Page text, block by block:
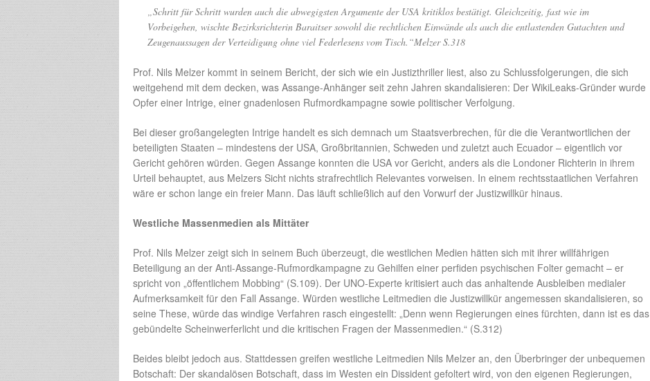
„Schritt für Schritt wurden auch die abwegigsten Argumente der USA kritiklos bestätigt. Gleichzeitig, fast wie im
Vorbeigehen, wischte Bezirksrichterin Baraitser sowohl die rechtlichen Einwände als auch die entlastenden Gutachten und
Zeugenaussagen der Verteidigung ohne viel Federlesens vom Tisch.“Melzer S.318
Prof. Nils Melzer kommt in seinem Bericht, der sich wie ein Justizthriller liest, also zu Schlussfolgerungen, die sich
weitgehend mit dem decken, was Assange-Anhänger seit zehn Jahren skandalisieren: Der WikiLeaks-Gründer wurde
Opfer einer Intrige, einer gnadenlosen Rufmordkampagne sowie politischer Verfolgung.
Bei dieser großangelegten Intrige handelt es sich demnach um Staatsverbrechen, für die die Verantwortlichen der
beteiligten Staaten – mindestens der USA, Großbritannien, Schweden und zuletzt auch Ecuador – eigentlich vor
Gericht gehören würden. Gegen Assange konnten die USA vor Gericht, anders als die Londoner Richterin in ihrem
Urteil behauptet, aus Melzers Sicht nichts strafrechtlich Relevantes vorweisen. In einem rechtsstaatlichen Verfahren
wäre er schon lange ein freier Mann. Das läuft schließlich auf den Vorwurf der Justizwillkür hinaus.
Westliche Massenmedien als Mittäter
Prof. Nils Melzer zeigt sich in seinem Buch überzeugt, die westlichen Medien hätten sich mit ihrer willfährigen
Beteiligung an der Anti-Assange-Rufmordkampagne zu Gehilfen einer perfiden psychischen Folter gemacht – er
spricht von „öffentlichem Mobbing“ (S.109). Der UNO-Experte kritisiert auch das anhaltende Ausbleiben medialer
Aufmerksamkeit für den Fall Assange. Würden westliche Leitmedien die Justizwillkür angemessen skandalisieren, so
seine These, würde das windige Verfahren rasch eingestellt: „Denn wenn Regierungen eines fürchten, dann ist es das
gebündelte Scheinwerferlicht und die kritischen Fragen der Massenmedien.“ (S.312)
Beides bleibt jedoch aus. Stattdessen greifen westliche Leitmedien Nils Melzer an, den Überbringer der unbequemen
Botschaft: Der skandalösen Botschaft, dass im Westen ein Dissident gefoltert wird, von den eigenen Regierungen,